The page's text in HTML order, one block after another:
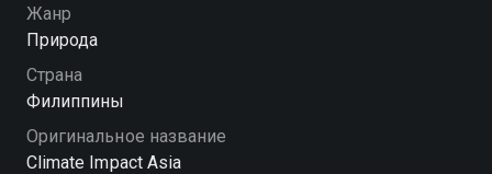
Восточной Азии
Жанр
Природа
Страна
Филиппины
Оригинальное название
Climate Impact Asia